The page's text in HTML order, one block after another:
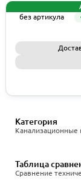
без артикула
Канализационные
Категория
Сравнение
Таблица